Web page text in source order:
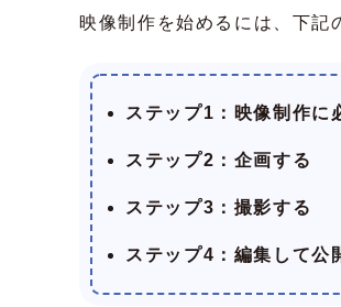
映像制作を始めるには、下記
ステップ1：映像制作に
ステップ2：企画する
ステップ3：撮影する
ステップ4：編集して公